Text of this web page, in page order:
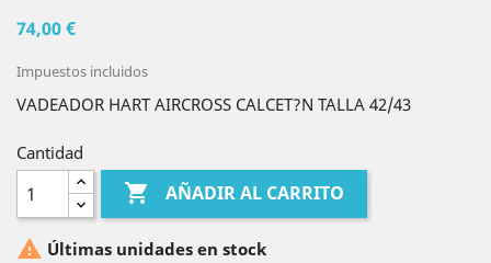
74,00 €
Impuestos incluidos
VADEADOR HART AIRCROSS CALCET?N TALLA 42/43
Cantidad
 AÑADIR AL CARRITO
 Últimas unidades en stock